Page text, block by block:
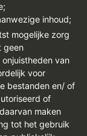
inhoud;
mogelijke zorg
geen
van
voor
bestanden en/ of
of
maken
tot het gebruik